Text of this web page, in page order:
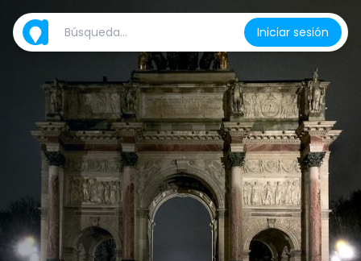
Iniciar sesión